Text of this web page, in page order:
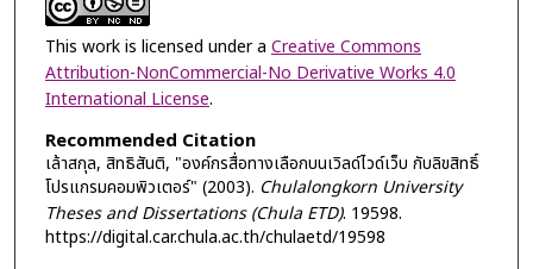
This work is licensed under a Creative Commons
Attribution-NonCommercial-No Derivative Works 4.0
International License.
Recommended Citation
เล้าสกุล, สิทธิสันติ, "องค์กรสื่อทางเลือกบนเวิลด์ไวด์เว็บ กับลิขสิทธิ์
โปรแกรมคอมพิวเตอร์" (2003). Chulalongkorn University
Theses and Dissertations (Chula ETD). 19598.
https://digital.car.chula.ac.th/chulaetd/19598